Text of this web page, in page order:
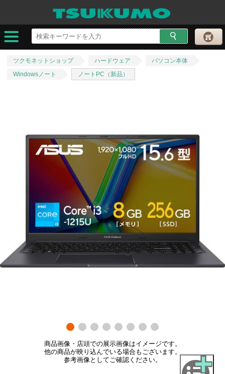
ツクモネットショップ ハードウェア
パソコン本体
Windowsノート
ノートPC（新品）
商品画像・店頭での展示画像はイメージです。
他の商品が映り込んでいる場合もございます。
参考画像としてご確認ください。